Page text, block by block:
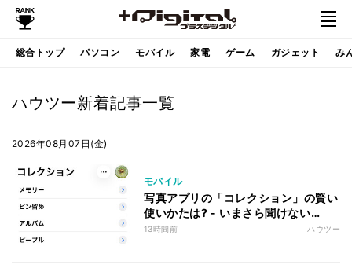
総合トップ パソコン モバイル 家電 ゲーム ガジェット み
ハウツー新着記事一覧
2026年08月07日(金)
モバイル
写真アプリの「コレクション」の賢い
使いかたは? - いまさら聞けない
iPhoneのなぜ
13時間前 ハウツー